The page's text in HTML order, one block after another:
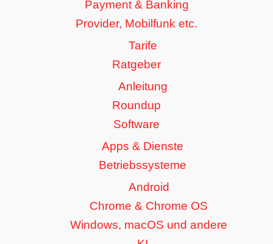
Payment & Banking
Provider, Mobilfunk etc.
Tarife
Ratgeber
Anleitung
Roundup
Software
Apps & Dienste
Betriebssysteme
Android
Chrome & Chrome OS
Windows, macOS und andere